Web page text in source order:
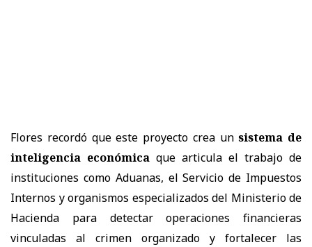
Flores recordó que este proyecto crea unsistema de
inteligencia económica que articula el trabajo de
instituciones como Aduanas, el Servicio de Impuestos
Internos y organismos especializados del Ministerio de
Hacienda para detectar operaciones financieras
vinculadas al crimen organizado y fortalecer las